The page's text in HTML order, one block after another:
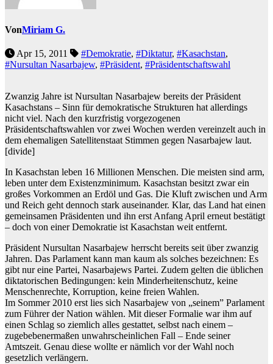
VonMiriam G.
Apr 15, 2011 #Demokratie, #Diktatur, #Kasachstan,
#Nursultan Nasarbajew, #Präsident, #Präsidentschaftswahl
Zwanzig Jahre ist Nursultan Nasarbajew bereits der Präsident
Kasachstans – Sinn für demokratische Strukturen hat allerdings
nicht viel. Nach den kurzfristig vorgezogenen
Präsidentschaftswahlen vor zwei Wochen werden vereinzelt auch in
dem ehemaligen Satellitenstaat Stimmen gegen Nasarbajew laut.
[divide]
In Kasachstan leben 16 Millionen Menschen. Die meisten sind arm,
leben unter dem Existenzminimum. Kasachstan besitzt zwar ein
großes Vorkommen an Erdöl und Gas. Die Kluft zwischen und Arm
und Reich geht dennoch stark auseinander. Klar, das Land hat einen
gemeinsamen Präsidenten und ihn erst Anfang April erneut bestätigt
– doch von einer Demokratie ist Kasachstan weit entfernt.
Präsident Nursultan Nasarbajew herrscht bereits seit über zwanzig
Jahren. Das Parlament kann man kaum als solches bezeichnen: Es
gibt nur eine Partei, Nasarbajews Partei. Zudem gelten die üblichen
diktatorischen Bedingungen: kein Minderheitenschutz, keine
Menschenrechte, Korruption, keine freien Wahlen.
Im Sommer 2010 erst lies sich Nasarbajew von „seinem” Parlament
zum Führer der Nation wählen. Mit dieser Formalie war ihm auf
einen Schlag so ziemlich alles gestattet, selbst nach einem –
zugebebenermaßen unwahrscheinlichen Fall – Ende seiner
Amtszeit. Genau diese wollte er nämlich vor der Wahl noch
gesetzlich verlängern.